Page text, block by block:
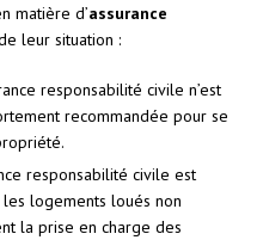
matière d’assurance
leur situation :
responsabilité civile n’est
recommandée pour se
responsabilité civile est
logements loués non
la prise en charge des